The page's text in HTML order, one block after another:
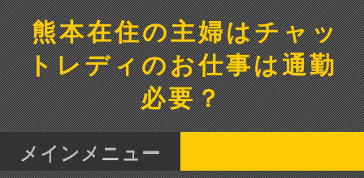
コ
ン
テ
ン
ツ
へ
ス
キ
熊本在住の主婦はチャッ
トレディのお仕事は通勤
必要？
メインメニュー